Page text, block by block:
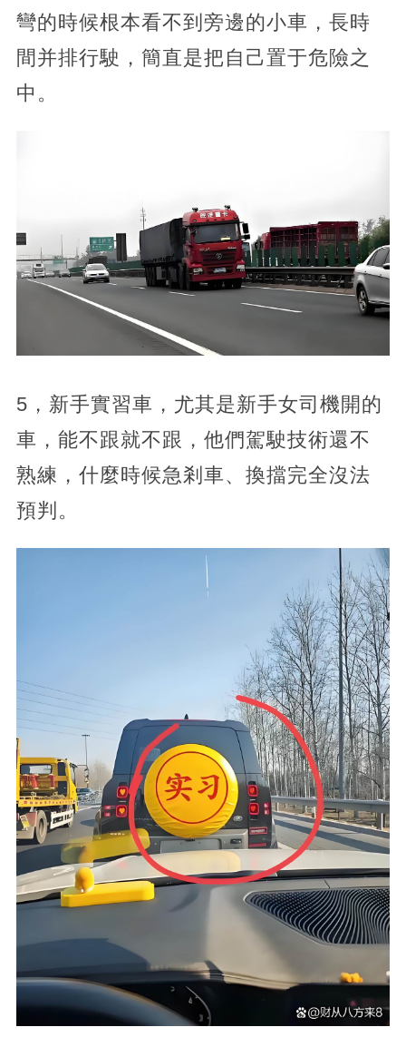
彎的時候根本看不到旁邊的小車，長時
間并排行駛，簡直是把自己置于危險之
中。
5，新手實習車，尤其是新手女司機開的
車，能不跟就不跟，他們駕駛技術還不
熟練，什麼時候急剎車、換擋完全沒法
預判。